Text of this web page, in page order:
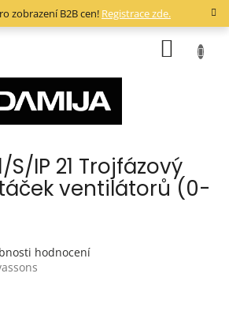
zobrazení B2B cen! Registrace zde.
S/IP 21 Trojfázový
ventilátorů (0-
hodnocení